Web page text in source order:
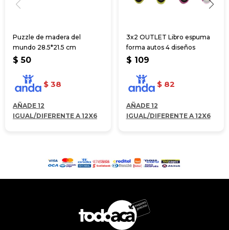
Puzzle de madera del
mundo 28.5*21.5 cm
$ 50
$ 38
AÑADE 12
IGUAL/DIFERENTE A 12X6
3x2 OUTLET Libro espuma
forma autos 4 diseños
$ 109
$ 82
AÑADE 12
IGUAL/DIFERENTE A 12X6